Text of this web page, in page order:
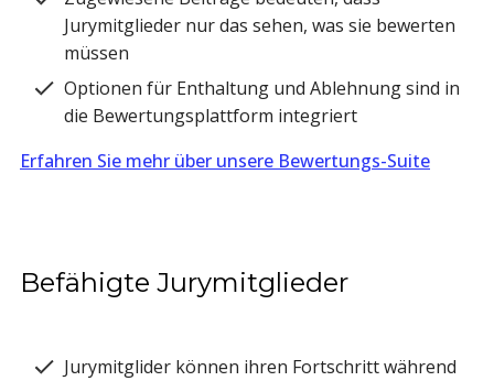
Jurymitglieder nur das sehen, was sie bewerten
müssen
Optionen für Enthaltung und Ablehnung sind in
die Bewertungsplattform integriert
Erfahren Sie mehr über unsere Bewertungs-Suite
Befähigte Jurymitglieder
Jurymitglider können ihren Fortschritt während